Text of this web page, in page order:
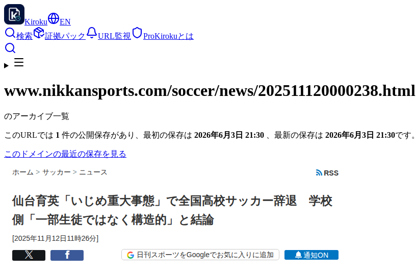
Kiroku
EN
検索
証拠パック URL監視 ProKirokuとは
www.nikkansports.com/soccer/news/202511120000238.html
のアーカイブ一覧
このURLでは 1 件の公開保存があり、最初の保存は 2026年6月3日 21:30 、最新の保存は 2026年6月3日 21:30です。
このドメインの最近の保存を見る